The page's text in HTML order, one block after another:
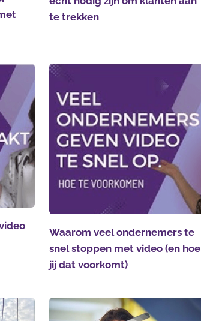
te trekken
Waarom veel ondernemers te
snel stoppen met video (en hoe
jij dat voorkomt)